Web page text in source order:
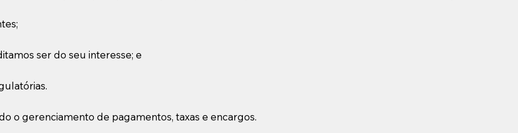
ser do seu interesse; e
o gerenciamento de pagamentos, taxas e encargos.